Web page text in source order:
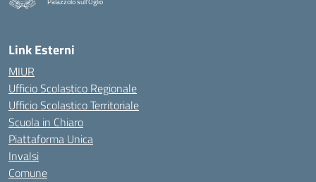
— Visita la pagina iniziale della scuola
Link Esterni
MIUR
Ufficio Scolastico Regionale
Ufficio Scolastico Territoriale
Scuola in Chiaro
Piattaforma Unica
Invalsi
Comune